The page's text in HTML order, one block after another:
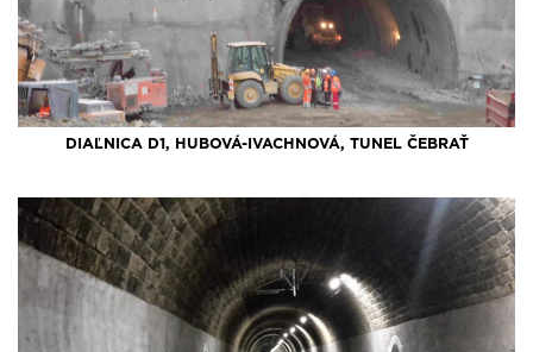
DIAĽNICA D1, HUBOVÁ-IVACHNOVÁ, TUNEL ČEBRAŤ